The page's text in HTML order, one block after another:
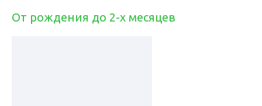
От рождения до 2-х месяцев